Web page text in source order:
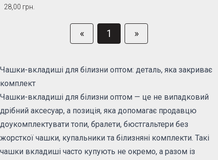
28,00 грн.
« 1 »
Чашки-вкладиші для білизни оптом: деталь, яка закриває
комплект
Чашки-вкладиші для білизни оптом — це не випадковий
дрібний аксесуар, а позиція, яка допомагає продавцю
доукомплектувати топи, бралети, бюстгальтери без
жорсткої чашки, купальники та білизняні комплекти. Такі
чашки вкладиші часто купують не окремо, а разом із